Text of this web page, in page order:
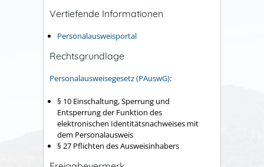
Vertiefende Informationen
Personalausweisportal
Rechtsgrundlage
Personalausweisegesetz (PAuswG):
§ 10 Einschaltung, Sperrung und
Entsperrung der Funktion des
elektronischen Identitätsnachweises mit
dem Personalausweis
§ 27 Pflichten des Ausweisinhabers